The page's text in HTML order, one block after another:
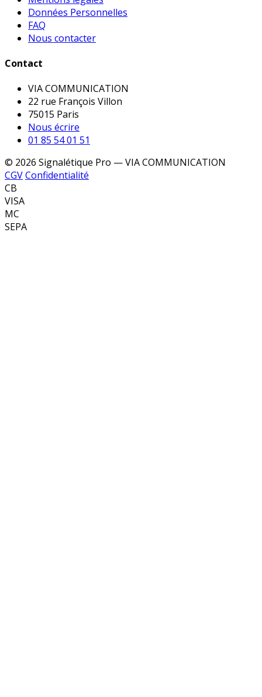
Données Personnelles
FAQ
Nous contacter
Contact
VIA COMMUNICATION
22 rue François Villon
75015 Paris
Nous écrire
01 85 54 01 51
© 2026 Signalétique Pro — VIA COMMUNICATION
CGVConfidentialité
CB
VISA
MC
SEPA